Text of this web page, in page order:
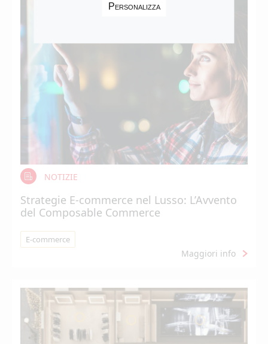
NOTIZIE
Strategie E-commerce nel Lusso: L’Avvento
del Composable Commerce
E-commerce
Maggiori info
Personalizza